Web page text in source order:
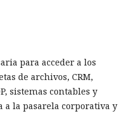
para acceder a los
de archivos, CRM,
sistemas contables y
a la pasarela corporativa y